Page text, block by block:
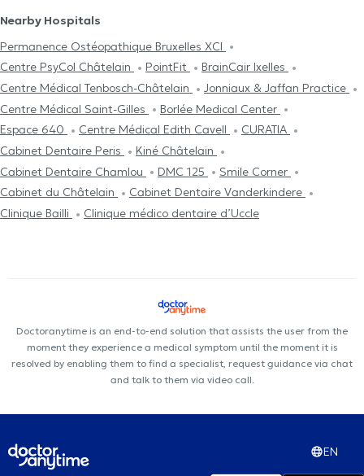
Nearby Hospitals
Permanence Ostéopathique Bruxelles XCI
Centre PsyCol Châtelain
PointFit
BrainCair Ixelles
Centre Médical Tenbosch-Châtelain
Jonniaux & Jaffan Practice
Centre Médical Saint-Gilles
Borlée Medical Center
Espace 640
Centre Médical Edith Cavell
CURATIA
Cabinet Dentaire Peris
Kiné Châtelain
Cabinet Dentaire Chamlou
DMC 125
Smile Corner
Cabinet du Châtelain
Cabinet Dentaire Vanderkindere
Clinique Bailli
Clinique médico dentaire d’Uccle
Doctoranytime is an end-to-end solution that assists the user from the
moment they experience a medical symptom until the moment it is
resolved by enabling them to find a specialist, request guidance via chat
and talk to them via video call.
EN